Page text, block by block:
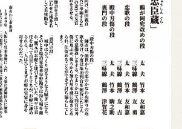
ずのくに
お
門橋記念館